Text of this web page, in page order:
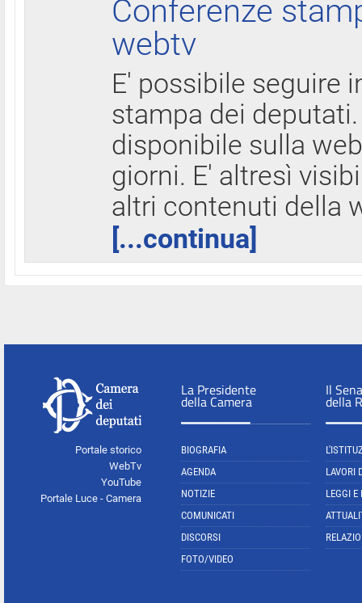
Conferenze
webtv
E' possibile seguire
stampa dei
disponibile sulla
giorni. E' altresì
altri contenuti della
[...continua]
Portale storico
WebTv
YouTube
Portale Luce - Camera
La Presidente
della Camera
BIOGRAFIA
AGENDA
NOTIZIE
COMUNICATI
DISCORSI
FOTO/VIDEO
Il
della
LAVORI
LEGGI E